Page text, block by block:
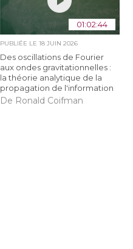
01:02:44
PUBLIÉE LE 18 JUIN 2026
Des oscillations de Fourier
aux ondes gravitationnelles :
la théorie analytique de la
propagation de l'information
De Ronald Coifman